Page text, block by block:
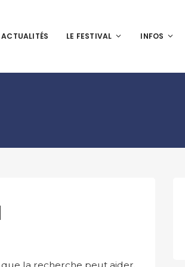
ACTUALITÉS LE FESTIVAL INFOS